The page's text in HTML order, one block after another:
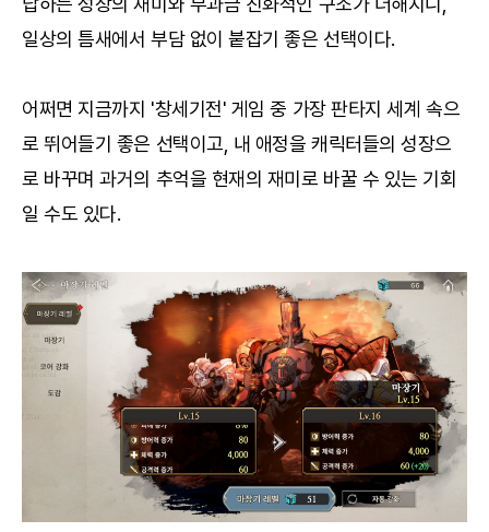
일상의 틈새에서 부담 없이 붙잡기 좋은 선택이다.
어쩌면 지금까지 '창세기전' 게임 중 가장 판타지 세계 속으
로 뛰어들기 좋은 선택이고, 내 애정을 캐릭터들의 성장으
로 바꾸며 과거의 추억을 현재의 재미로 바꿀 수 있는 기회
일 수도 있다.